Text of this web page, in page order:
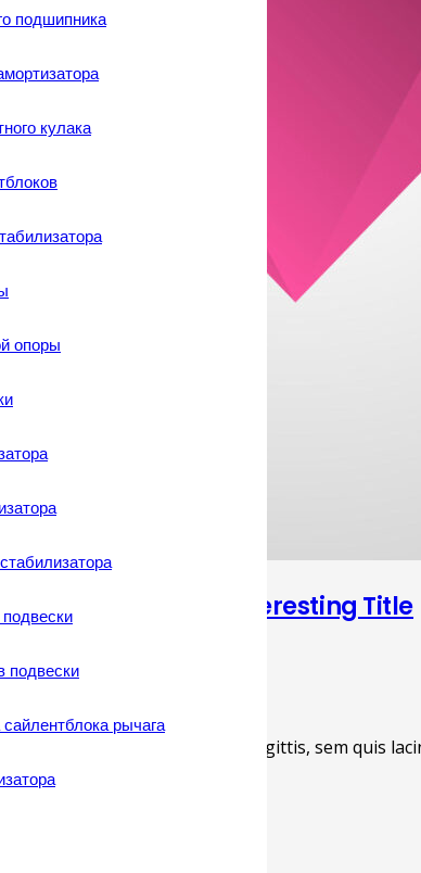
подшипника
кулака
опоры
подвески
рычага
even with Long Interesting Title
adipiscing elit. Morbi sagittis, sem quis